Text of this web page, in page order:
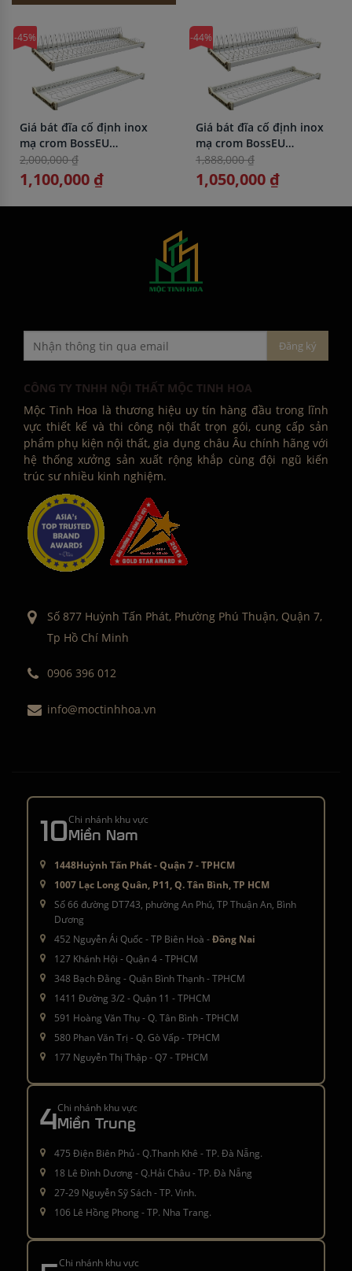
-45%
Giá bát đĩa cố định inox
mạ crom BossEU
BS1180C
2,000,000 ₫
1,100,000 ₫
-44%
Giá bát đĩa cố định inox
mạ crom BossEU
BS1170C
1,888,000 ₫
1,050,000 ₫
CÔNG TY TNHH NỘI THẤT MỘC TINH HOA
Mộc Tinh Hoa là thương hiệu uy tín hàng đầu trong lĩnh
vực thiết kế và thi công nội thất trọn gói, cung cấp sản
phẩm phụ kiện nội thất, gia dụng châu Âu chính hãng với
hệ thống xưởng sản xuất rộng khắp cùng đội ngũ kiến
trúc sư nhiều kinh nghiệm.
Số 877 Huỳnh Tấn Phát, Phường Phú Thuận, Quận 7,
Tp Hồ Chí Minh
0906 396 012
info@moctinhhoa.vn
10Chi nhánh khu vực
Miền Nam
1448Huỳnh Tấn Phát - Quận 7 - TPHCM
1007 Lạc Long Quân, P11, Q. Tân Bình, TP HCM
Số 66 đường DT743, phường An Phú, TP Thuận An, Bình
Dương
452 Nguyễn Ái Quốc - TP Biên Hoà -Đồng Nai
127 Khánh Hội - Quận 4 - TPHCM
348 Bạch Đằng - Quận Bình Thạnh - TPHCM
1411 Đường 3/2 - Quận 11 - TPHCM
591 Hoàng Văn Thụ - Q. Tân Bình - TPHCM
580 Phan Văn Trị - Q. Gò Vấp - TPHCM
177 Nguyễn Thị Thập - Q7 - TPHCM
4Chi nhánh khu vực
Miền Trung
475 Điện Biên Phủ - Q.Thanh Khê - TP. Đà Nẵng.
18 Lê Đình Dương - Q.Hải Châu - TP. Đà Nẵng
27-29 Nguyễn Sỹ Sách - TP. Vinh.
106 Lê Hồng Phong - TP. Nha Trang.
Chi nhánh khu vực